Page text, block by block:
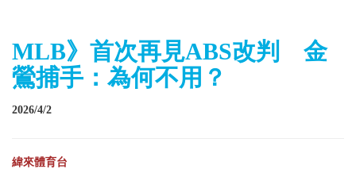
MLB》首次再見ABS改判 金
鶯捕手：為何不用？
2026/4/2
緯來體育台